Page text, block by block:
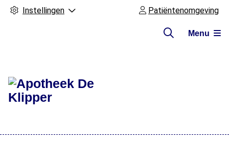
Instellingen Patiëntenomgeving
Menu